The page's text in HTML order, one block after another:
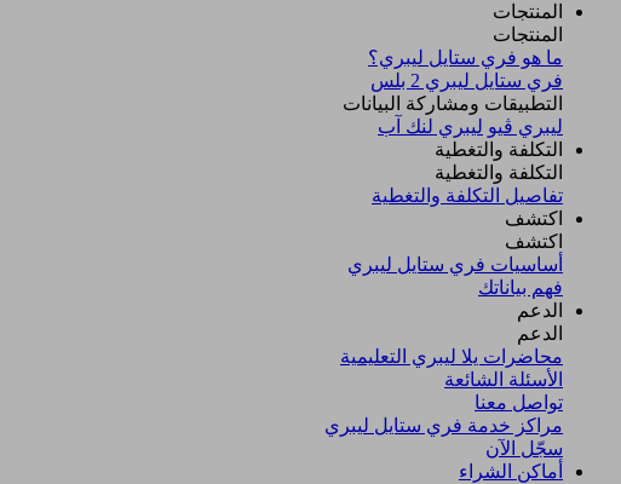
المنتجات
المنتجات
ما هو فري ستايل ليبري؟
فري ستايل ليبري 2 بلس​
التطبيقات ومشاركة البيانات
ليبري ڤيو ليبري لنك آب
التكلفة والتغطية
التكلفة والتغطية
تفاصيل التكلفة والتغطية
اكتشف​
اكتشف​
أساسيات فري ستايل ليبري
فهم بياناتك
الدعم
الدعم
محاضرات يلا ليبري التعليمية
الأسئلة الشائعة
تواصل معنا
مراكز خدمة فري ستايل ليبري
سجّل الآن​
أماكن الشراء